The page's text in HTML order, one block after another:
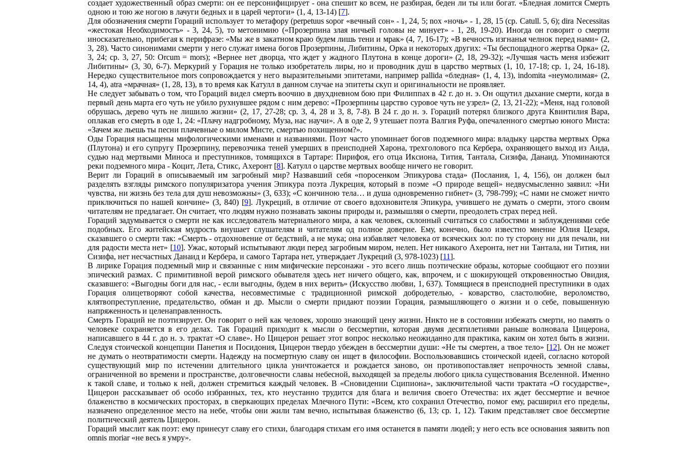
создает художественный образ смерти: он ее персонифицирует - она спешит ко всем, не разбирая, беден ли ты или богат. «Бледная ломится Смерть
одною и тою же ногою в лачуги бедных и в царей чертоги» (1, 4, 13-14) [7].
Для обозначения смерти Гораций использует то метафору (perpetuus sopor «вечный сон» - 1, 24, 5; nox «ночь» - 1, 28, 15 (ср. Catull. 5, 6); dira Necessitas
«жестокая Необходимость» - 3, 24, 5), то метонимию («Прозерпина злая ничьей головы не минует» - 1, 28, 19-20). Иногда он говорит о смерти
иносказательно, прибегая к перифразе: «Мы же в закатном краю будем лишь тени и мрак» (4, 7, 16-17); «В вечность изгнанья челнок перед нами» (2,
3, 28). Часто синонимами смерти у него служат имена богов Прозерпины, Либитины, Орка и некоторых других: «Ты беспощадного жертва Орка» (2,
3, 24; ср. 3, 27, 50: Orcum = mors); «Вернее нет дворца, что ждет у жадного Плутона в конце дороги» (2, 18, 29-32); «Лучшая часть меня избежит
Либитины» (3, 30, 6-7). Меркурий у Горация не только изобретатель лиры, но и проводник душ в царство мертвых (1, 10, 17-18; ср. 1, 24, 16-18).
Нередко существительное mors сопровождается у него выразительными эпитетами, например pallida «бледная» (1, 4, 13), indomita «неумолимая» (2,
14, 4), atra «мрачная» (1, 28, 13), в то время как Катулл в данном случае на эпитеты скуп и оригинальности не проявляет.
Не следует забывать о том, что Гораций видел смерть воочию в двухдневном бою при Филиппах в 42 г. до н. э. Он ощутил дыхание смерти, когда в
первый день марта его чуть не убило рухнувшее рядом с ним дерево: «Прозерпины царство суровое чуть не узрел» (2, 13, 21-22); «Меня, над головой
обрушась, дерево чуть не лишило жизни» (2, 17, 27-28; ср. 3, 4, 28 и 3, 8, 7-8). В 24 г. до н. э. Гораций потерял близкого друга Квинтилия Вара,
оплакав его смерть в оде 1, 24: «Плачу надгробному, Муза, нас научи». А в оде 2, 9 утешает поэта Валгия Руфа, опечаленного смертью юного Миста:
«Зачем же льешь ты песни плачевные о милом Мисте, смертью похищенном?».
Оды Горация насыщены мифологическими именами и названиями. Поэт часто упоминает богов подземного мира: владыку царства мертвых Орка
(Плутона) и его супругу Прозерпину, перевозчика теней умерших в преисподней Харона, трехголового пса Кербера, охраняющего выход из Аида,
судью над мертвыми Миноса и преступников, томящихся в Тартаре: Пирифоя, его отца Иксиона, Тития, Тантала, Сизифа, Данаид. Упоминаются
реки подземного мира - Коцит, Лета, Стикс, Ахеронт [8]. Катулл о царстве мертвых вообще ничего не говорит.
Верит ли Гораций в описываемый им загробный мир? Назвавший себя «поросенком Эпикурова стада» (Послания, 1, 4, 156), он должен был
разделять взгляды римского популяризатора учения Эпикура поэта Лукреция, который в поэме «О природе вещей» недвусмысленно заявил: «Ни
чувства, ни жизнь без тела для душ невозможны» (3, 633); «С кончиною тела… и душа одновременно гибнет» (3, 798-799); «С нами не сможет ничто
приключиться по нашей кончине» (3, 840) [9]. Лукреций, в отличие от своего вдохновителя Эпикура, учившего не думать о смерти, этого своим
читателям не предлагает. Он считает, что людям нужно познавать законы природы и, размышляя о смерти, преодолеть страх перед ней.
Гораций задумывается о смерти не как исследователь материального мира, а как человек, склонный считаться со слабостями и заблуждениями себе
подобных. Его житейская мудрость внушает слушателям и читателям од полное доверие. Ему, конечно, было известно мнение Юлия Цезаря,
сказавшего о смерти так: «Смерть - отдохновение от бедствий, а не мука; она избавляет человека от всяческих зол: по ту сторону ни для печали, ни
для радости места нет» [10]. Ужас, который испытывают люди перед загробным миром, нелеп. Нет никакого Ахеронта, нет ни Тантала, ни Тития, ни
Сизифа, нет несчастных Данаид и Кербера, и самого Тартара нет, утверждает Лукреций (3, 978-1023) [11].
В лирике Горация подземный мир и связанные с ним мифические персонажи - это всего лишь поэтические образы, которые сообщают его поэзии
эпический размах. С примитивной верой римского обывателя здесь нет ничего общего, как, впрочем, и с шокирующей откровенностью Овидия,
сказавшего: «Выгодны боги для нас, - если выгодны, будем в них верить» (Искусство любви, 1, 637). Томящиеся в преисподней преступники в одах
Горация олицетворяют собой качества, несовместимые с традиционной римской добродетелью, - коварство, сластолюбие, вероломство,
клятвопреступление, предательство, обман и др. Мысли о смерти придают поэзии Горация, размышляющего о жизни и о себе, повышенную
напряженность и целенаправленность.
Смерть Гораций не поэтизирует. Он говорит о ней как человек, хорошо знающий цену жизни. Никто не в состоянии избежать смерти, но память о
человеке сохраняется в его делах. Так Гораций приходит к мысли о бессмертии, которая двумя десятилетиями раньше волновала Цицерона,
написавшего в 44 г. до н. э. трактат «О славе». Но Цицерон решает этот вопрос несколько неожиданно для практика, каким он хотел быть в жизни.
Следуя стоической концепции Панетия и Посидония, Цицерон твердо убежден в бессмертии души: «Не ты смертен, а твое тело» [12]. Он не может
не думать о неотвратимости смерти. Надежду на посмертную славу он ищет в философии. Воспользовавшись стоической идеей, согласно которой
существующий мир по истечении длительного цикла уничтожается и рождается заново, он противопоставляет непрочность земной славы,
ограниченной во времени и пространстве, долговечности славы небесной, выходящей за пределы любого цикла существования Вселенной. Именно
к такой славе, и только к ней, должен стремиться каждый человек. В «Сновидении Сципиона», заключительной части трактата «О государстве»,
Цицерон рассказывает об особо избранных, тех, кто неустанно трудится для блага и величия своего Отечества: их ждет бессмертие и вечное
блаженство в космических просторах, в сверкающих пределах Млечного Пути: «Всем, кто сохранил Отечество, помог ему, расширил его пределы,
назначено определенное место на небе, чтобы они жили там вечно, испытывая блаженство (6, 13; ср. 1, 12). Таким представляет свое бессмертие
политический деятель Цицерон.
Гораций мыслит как поэт: ему принесут славу его стихи, благодаря стихам его имя останется в памяти людей; у него есть все основания заявить non
omnis moriar «не весь я умру».